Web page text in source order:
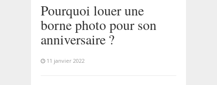
Pourquoi louer une
borne photo pour son
anniversaire ?
11 janvier 2022